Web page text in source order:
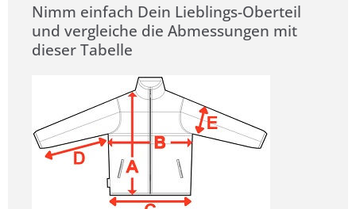
Nimm einfach Dein Lieblings-Oberteil
und vergleiche die Abmessungen mit
dieser Tabelle